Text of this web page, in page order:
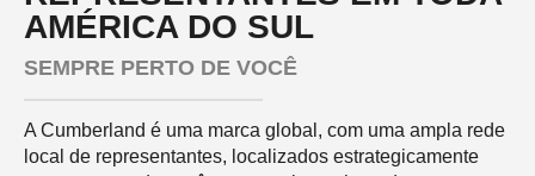
AMÉRICA DO SUL
SEMPRE PERTO DE VOCÊ
A Cumberland é uma marca global, com uma ampla rede
local de representantes, localizados estrategicamente